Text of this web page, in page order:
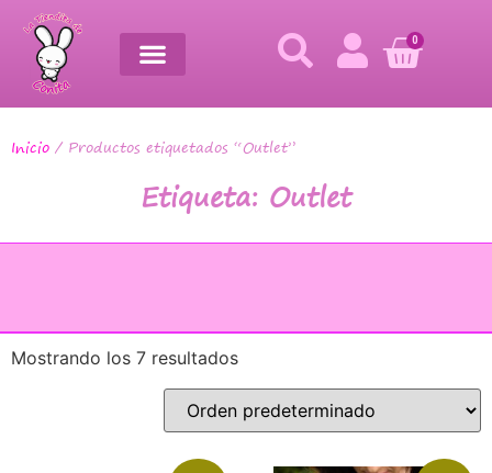
0
Inicio / Productos etiquetados “Outlet”
Etiqueta: Outlet
Mostrando los 7 resultados